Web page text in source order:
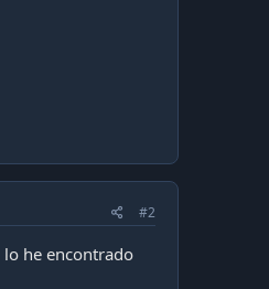
#2
he encontrado